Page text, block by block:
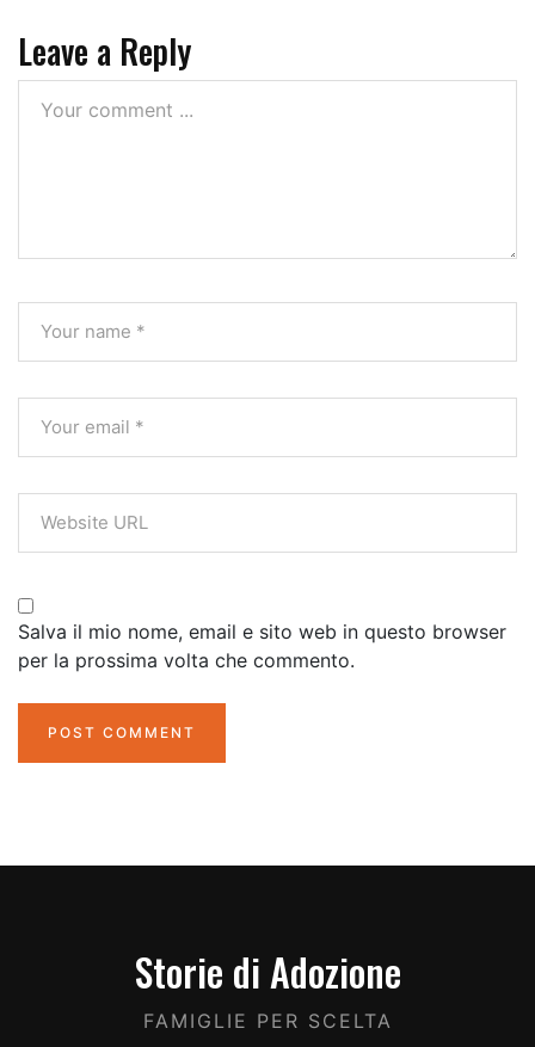
Leave a Reply
Salva il mio nome, email e sito web in questo browser
per la prossima volta che commento.
Storie di Adozione
FAMIGLIE PER SCELTA